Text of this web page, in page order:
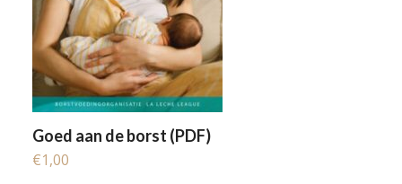
Goed aan de borst (PDF)
€1,00